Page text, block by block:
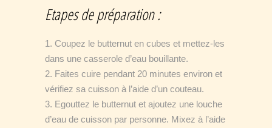
Etapes de préparation :
Coupez le butternut en cubes et mettez-les
dans une casserole d’eau bouillante.
Faites cuire pendant 20 minutes environ et
vérifiez sa cuisson à l’aide d’un couteau.
Egouttez le butternut et ajoutez une louche
d’eau de cuisson par personne. Mixez à l’aide